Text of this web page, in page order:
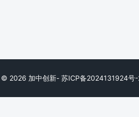
2026 加中创新- 苏ICP备2024131924号